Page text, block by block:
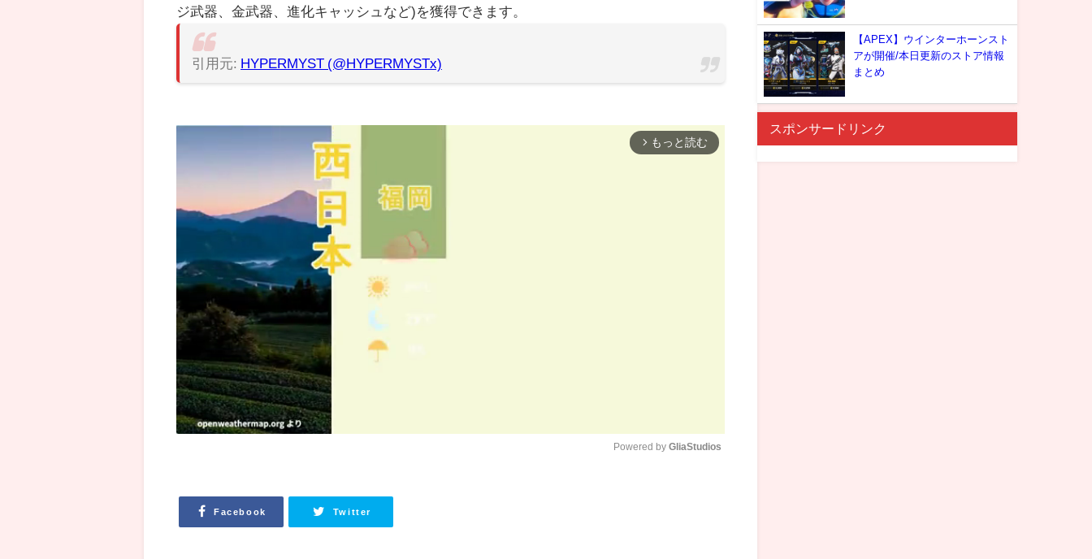
ジ武器、金武器、進化キャッシュなど)を獲得できます。
引用元: HYPERMYST (@HYPERMYSTx)
arrow_forward_ios もっと読む
Powered by GliaStudios
Facebook Twitter
【APEX】ウインターホーンスト
アが開催/本日更新のストア情報
まとめ
スポンサードリンク